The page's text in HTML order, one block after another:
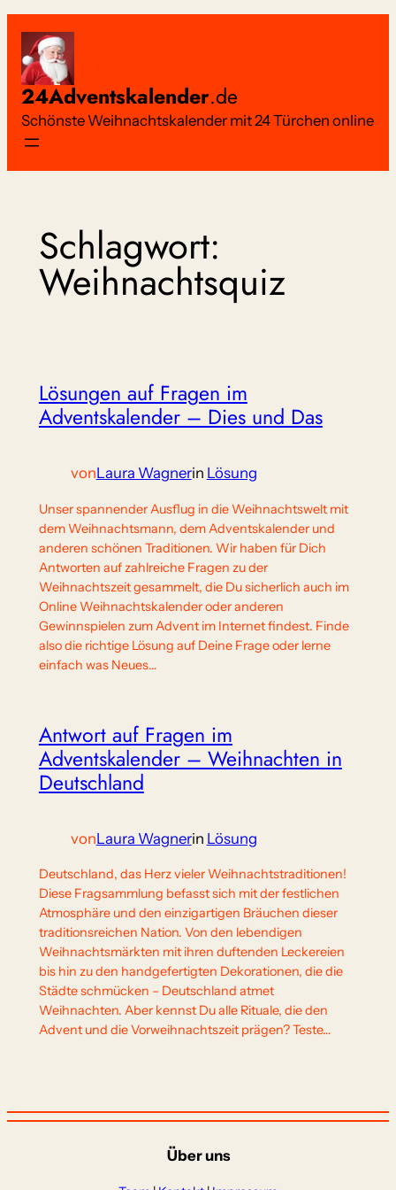
Inhalt
springen
24Adventskalender.de
Schönste Weihnachtskalender mit 24 Türchen online
Schlagwort:
Weihnachtsquiz
Lösungen auf Fragen im
Adventskalender – Dies und Das
vonLaura Wagnerin Lösung
Unser spannender Ausflug in die Weihnachtswelt mit
dem Weihnachtsmann, dem Adventskalender und
anderen schönen Traditionen. Wir haben für Dich
Antworten auf zahlreiche Fragen zu der
Weihnachtszeit gesammelt, die Du sicherlich auch im
Online Weihnachtskalender oder anderen
Gewinnspielen zum Advent im Internet findest. Finde
also die richtige Lösung auf Deine Frage oder lerne
einfach was Neues…
Antwort auf Fragen im
Adventskalender – Weihnachten in
Deutschland
vonLaura Wagnerin Lösung
Deutschland, das Herz vieler Weihnachtstraditionen!
Diese Fragsammlung befasst sich mit der festlichen
Atmosphäre und den einzigartigen Bräuchen dieser
traditionsreichen Nation. Von den lebendigen
Weihnachtsmärkten mit ihren duftenden Leckereien
bis hin zu den handgefertigten Dekorationen, die die
Städte schmücken – Deutschland atmet
Weihnachten. Aber kennst Du alle Rituale, die den
Advent und die Vorweihnachtszeit prägen? Teste…
Über uns